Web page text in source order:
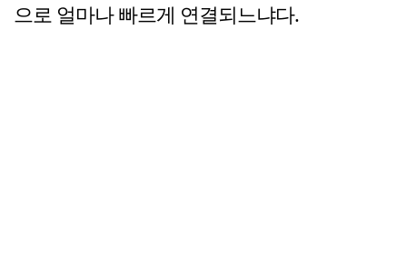
으로 얼마나 빠르게 연결되느냐다.